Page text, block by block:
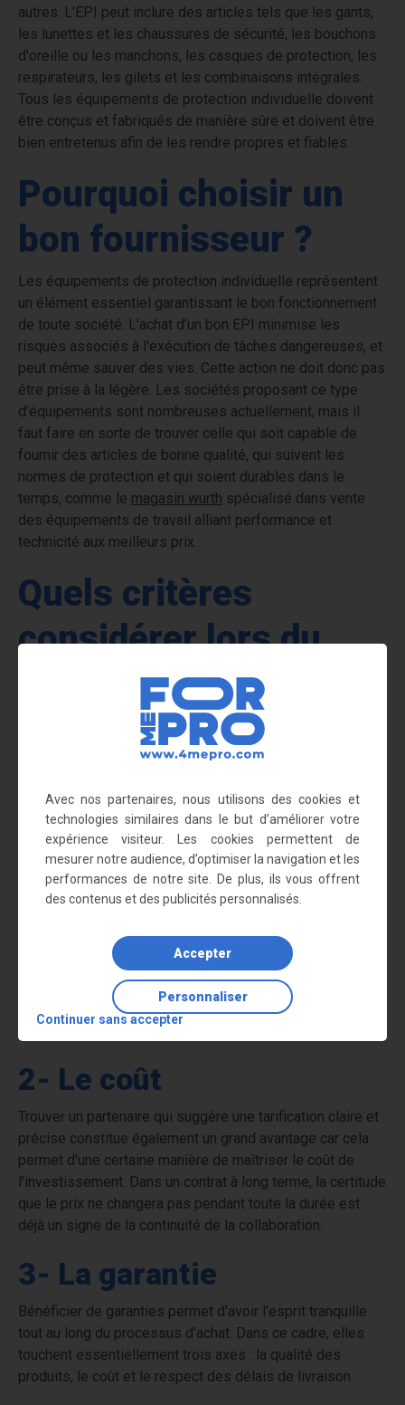
autres. L'EPI peut inclure des articles tels que les gants,
les lunettes et les chaussures de sécurité, les bouchons
d'oreille ou les manchons, les casques de protection, les
respirateurs, les gilets et les combinaisons intégrales.
Tous les équipements de protection individuelle doivent
être conçus et fabriqués de manière sûre et doivent être
bien entretenus afin de les rendre propres et fiables.
Pourquoi choisir un
bon fournisseur ?
Les équipements de protection individuelle représentent
un élément essentiel garantissant le bon fonctionnement
de toute société. L'achat d’un bon EPI minimise les
risques associés à l'exécution de tâches dangereuses, et
peut même sauver des vies. Cette action ne doit donc pas
être prise à la légère. Les sociétés proposant ce type
d’équipements sont nombreuses actuellement, mais il
faut faire en sorte de trouver celle qui soit capable de
fournir des articles de bonne qualité, qui suivent les
normes de protection et qui soient durables dans le
temps, comme le magasin wurth spécialisé dans vente
des équipements de travail alliant performance et
technicité aux meilleurs prix.
Quels critères
considérer lors du
choix d'un
fournisseur d’EPI ?
de votre fournisseur d’EPI :
1- La qualité
Il est important de vérifier si le fournisseur propose des
produits conformes aux besoins de votre entreprise.
respectent les normes et les certifications de qualité,
comme ceux proposés par la société Wurth. D'ailleurs,
cette dernière possède une certification ISO qui est un
gage de son aptitude à répondre aux besoins de ses
clients de manière optimale.
2- Le coût
Trouver un partenaire qui suggère une tarification claire et
précise constitue également un grand avantage car cela
permet d'une certaine manière de maîtriser le coût de
l'investissement. Dans un contrat à long terme, la certitude
que le prix ne changera pas pendant toute la durée est
déjà un signe de la continuité de la collaboration.
3- La garantie
Bénéficier de garanties permet d'avoir l'esprit tranquille
tout au long du processus d'achat. Dans ce cadre, elles
touchent essentiellement trois axes : la qualité des
produits, le coût et le respect des délais de livraison.
Avec nos partenaires, nous utilisons des cookies et
technologies similaires dans le but d’améliorer votre
expérience visiteur. Les cookies permettent de
mesurer notre audience, d’optimiser la navigation et les
performances de notre site. De plus, ils vous offrent
des contenus et des publicités personnalisés.
Personnaliser
Accepter
Continuer sans accepter